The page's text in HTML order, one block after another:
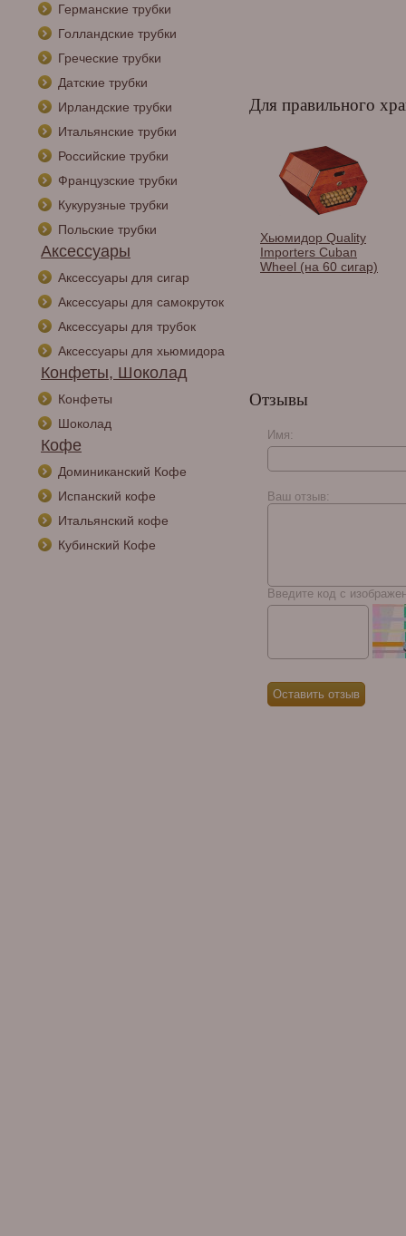
Германские трубки
Голландские трубки
Греческие трубки
Датские трубки
Ирландские трубки
Итальянские трубки
Российские трубки
Французские трубки
Кукурузные трубки
Польские трубки
Аксессуары
Аксессуары для сигар
Аксессуары для самокруток
Аксессуары для трубок
Аксессуары для хьюмидора
Конфеты, Шоколад
Конфеты
Шоколад
Кофе
Доминиканский Кофе
Испанский кофе
Итальянский кофе
Кубинский Кофе
Для правильного
Хьюмидор Quality
Importers Cuban
Wheel (на 60 сигар)
Отзывы
Имя:
Ваш отзыв:
Введите код с